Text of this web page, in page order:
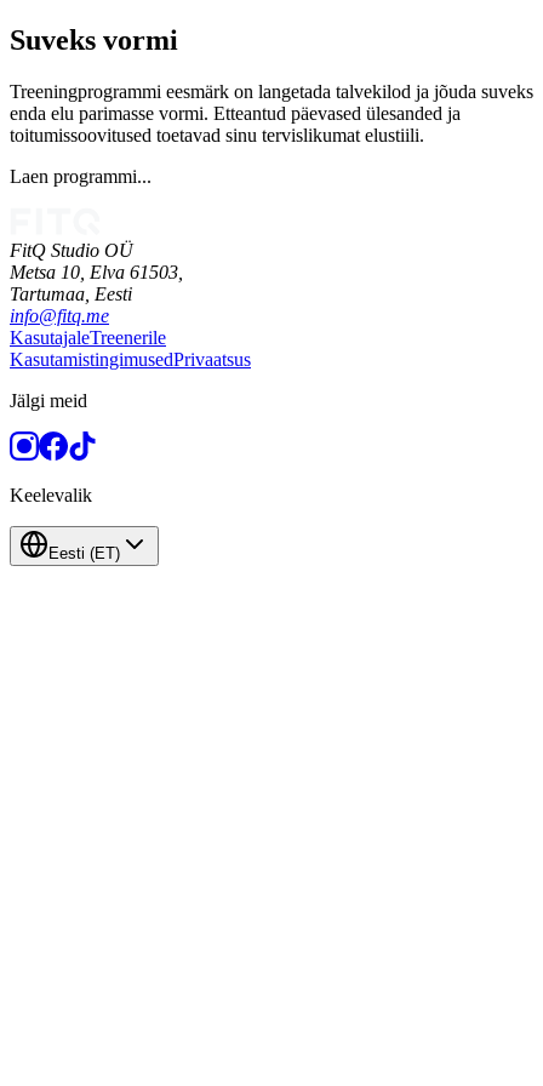
Suveks vormi
Treeningprogrammi eesmärk on langetada talvekilod ja jõuda suveks
enda elu parimasse vormi. Etteantud päevased ülesanded ja
toitumissoovitused toetavad sinu tervislikumat elustiili.
Laen programmi...
FitQ Studio OÜ
Metsa 10, Elva 61503,
Tartumaa, Eesti
info@fitq.me
KasutajaleTreenerile
KasutamistingimusedPrivaatsus
Jälgi meid
Keelevalik
Eesti (ET)